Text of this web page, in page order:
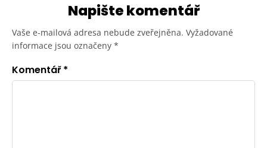
Napište komentář
Vaše e-mailová adresa nebude zveřejněna. Vyžadované
informace jsou označeny *
Komentář*